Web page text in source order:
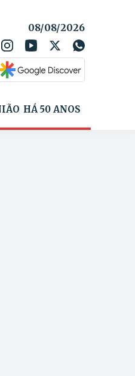
08/08/2026
HÁ 50 ANOS